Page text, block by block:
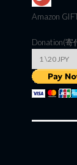
Amazon
Donation(寄